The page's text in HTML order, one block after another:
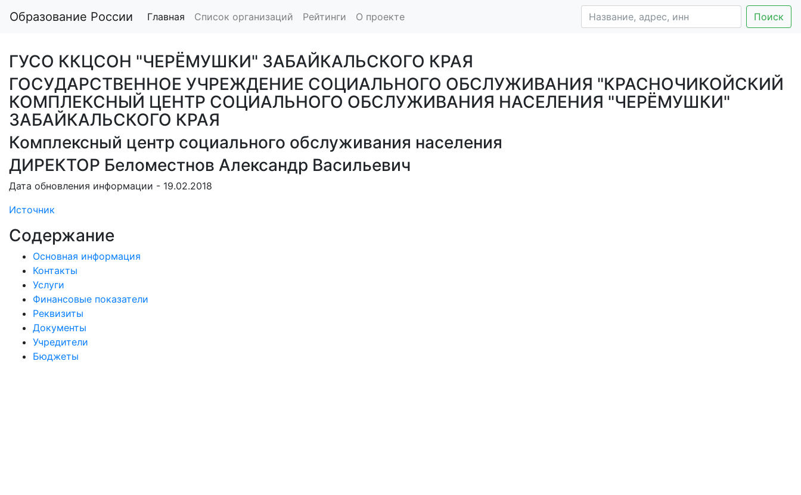
Образование России Главная Список организаций Рейтинги О проекте Поиск
ГУСО ККЦСОН "ЧЕРЁМУШКИ" ЗАБАЙКАЛЬСКОГО КРАЯ
ГОСУДАРСТВЕННОЕ УЧРЕЖДЕНИЕ СОЦИАЛЬНОГО ОБСЛУЖИВАНИЯ "КРАСНОЧИКОЙСКИЙ
КОМПЛЕКСНЫЙ ЦЕНТР СОЦИАЛЬНОГО ОБСЛУЖИВАНИЯ НАСЕЛЕНИЯ "ЧЕРЁМУШКИ"
ЗАБАЙКАЛЬСКОГО КРАЯ
Комплексный центр социального обслуживания населения
ДИРЕКТОР Беломестнов Александр Васильевич
Дата обновления информации - 19.02.2018
Источник
Содержание
Основная информация
Контакты
Услуги
Финансовые показатели
Реквизиты
Документы
Учредители
Бюджеты